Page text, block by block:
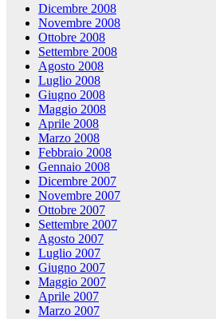
Dicembre 2008
Novembre 2008
Ottobre 2008
Settembre 2008
Agosto 2008
Luglio 2008
Giugno 2008
Maggio 2008
Aprile 2008
Marzo 2008
Febbraio 2008
Gennaio 2008
Dicembre 2007
Novembre 2007
Ottobre 2007
Settembre 2007
Agosto 2007
Luglio 2007
Giugno 2007
Maggio 2007
Aprile 2007
Marzo 2007